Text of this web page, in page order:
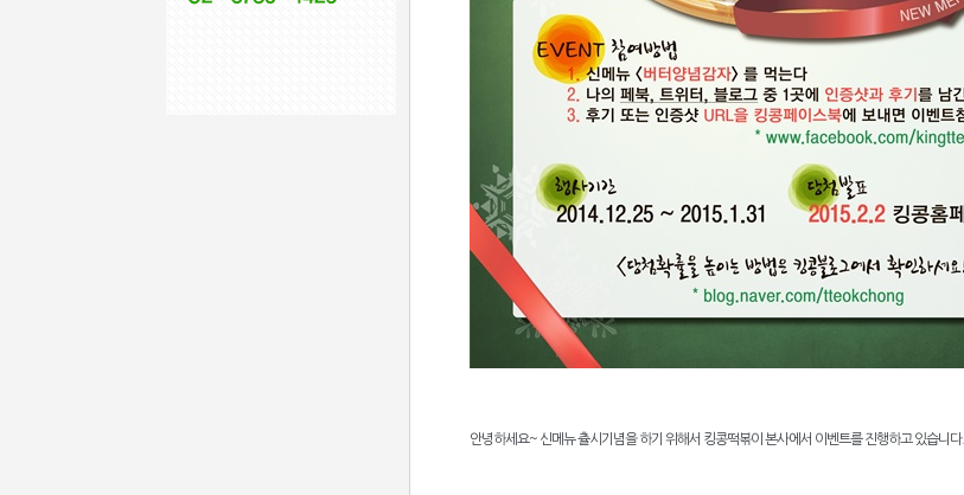
안녕하세요~ 신메뉴 츌시기념을 하기 위해서 킹콩떡볶이 본사에서 이벤트를 진행하고 있습니다.